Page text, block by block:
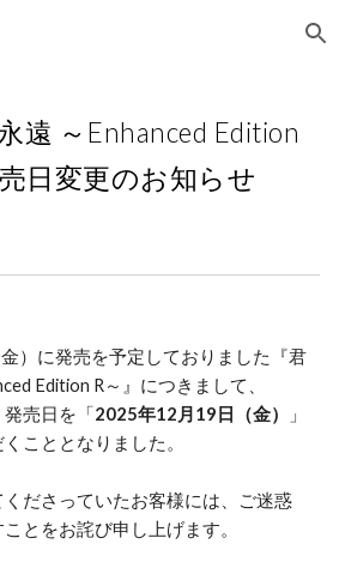
Skip to navigation
遠 ～Enhanced Edition
日変更のお知らせ
）に発売を予定しておりました『君
Edition R～』につきまして、
売日を「2025年12月19日（金）
」
こととなりました。
ださっていたお客様には、ご迷惑
とをお詫び申し上げます。